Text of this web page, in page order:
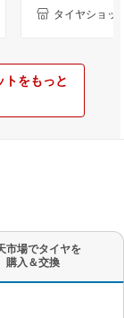
タイヤショッ
トをもっと
市場でタイヤを
購入＆交換